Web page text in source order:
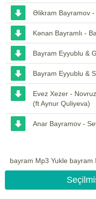
Əlikram Bayramov -
Kənan Bayramlı -
Bayram Eyyublu &
Bayram Eyyublu &
Evez Xezer -
(ft Aynur Quliyeva)
Anar Bayramov -
bayram Mp3 Yukle bayram